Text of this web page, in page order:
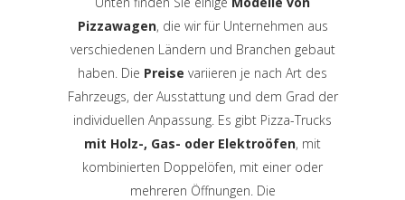
Pizzawagen, die wir für Unternehmen aus
verschiedenen Ländern und Branchen gebaut
haben. Die Preise variieren je nach Art des
Fahrzeugs, der Ausstattung und dem Grad der
individuellen Anpassung. Es gibt Pizza-Trucks
mit Holz-, Gas- oder Elektroöfen, mit
kombinierten Doppelöfen, mit einer oder
mehreren Öffnungen. Die